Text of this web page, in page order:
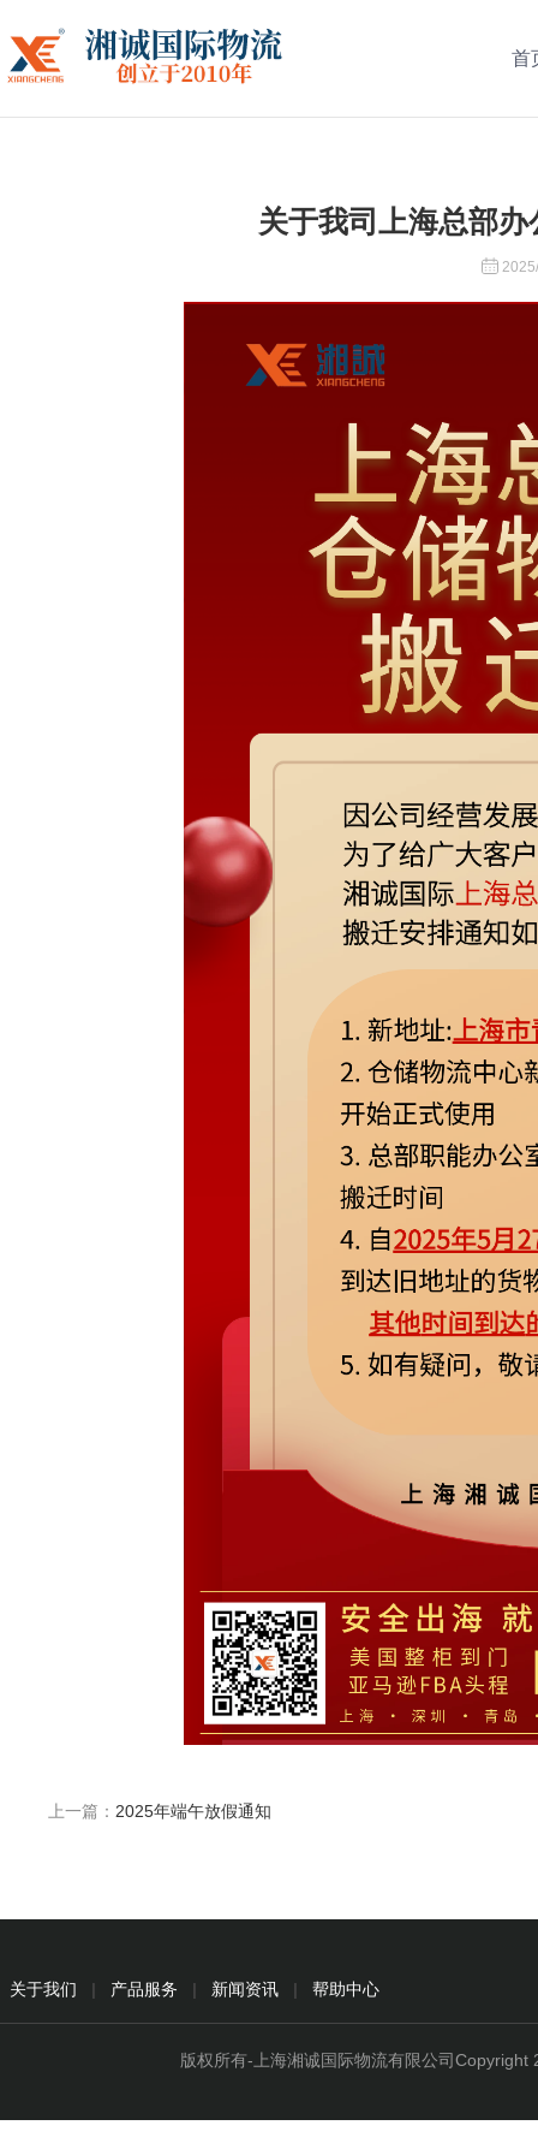
首
关于我司上海总部
上一篇： 2025年端午放假通知
关于我们 | 产品服务 | 新闻资讯 | 帮助中心
版权所有-上海湘诚国际物流有限公司